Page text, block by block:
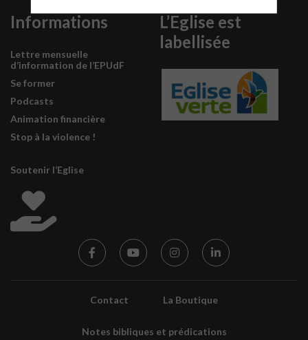
Informations
Lettre mensuelle
d’information de l’EPUdF
Se former
Podcasts
Animation financière
Stop à la violence !
Soutenir l’Eglise
L’Eglise est
labellisée
Contact La Boutique
Notes bibliques et prédications